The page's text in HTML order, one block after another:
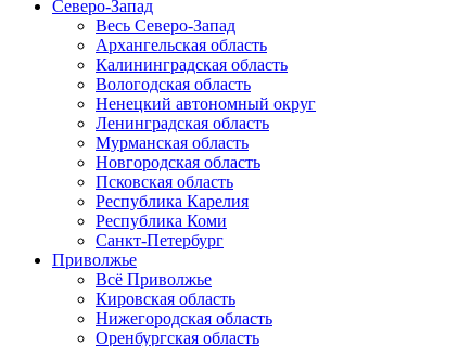
Северо-Запад
Весь Северо-Запад
Архангельская область
Калининградская область
Вологодская область
Ненецкий автономный округ
Ленинградская область
Мурманская область
Новгородская область
Псковская область
Республика Карелия
Республика Коми
Санкт-Петербург
Приволжье
Всё Приволжье
Кировская область
Нижегородская область
Оренбургская область